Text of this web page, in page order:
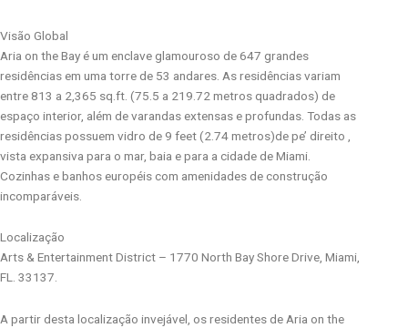
Visão Global
Aria on the Bay é um enclave glamouroso de 647 grandes
residências em uma torre de 53 andares. As residências variam
entre 813 a 2,365 sq.ft. (75.5 a 219.72 metros quadrados) de
espaço interior, além de varandas extensas e profundas. Todas as
residências possuem vidro de 9 feet (2.74 metros)de pe’ direito ,
vista expansiva para o mar, baia e para a cidade de Miami.
Cozinhas e banhos européis com amenidades de construção
incomparáveis.
Localização
Arts & Entertainment District – 1770 North Bay Shore Drive, Miami,
FL. 33137.
A partir desta localização invejável, os residentes de Aria on the